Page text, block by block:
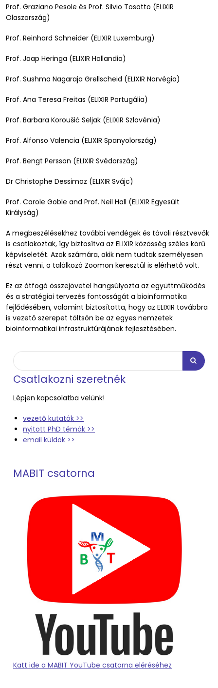
Prof. Graziano Pesole és Prof. Silvio Tosatto (ELIXIR
Olaszország)
Prof. Reinhard Schneider (ELIXIR Luxemburg)
Prof. Jaap Heringa (ELIXIR Hollandia)
Prof. Sushma Nagaraja Grellscheid (ELIXIR Norvégia)
Prof. Ana Teresa Freitas (ELIXIR Portugália)
Prof. Barbara Koroušić Seljak (ELIXIR Szlovénia)
Prof. Alfonso Valencia (ELIXIR Spanyolország)
Prof. Bengt Persson (ELIXIR Svédország)
Dr Christophe Dessimoz (ELIXIR Svájc)
Prof. Carole Goble and Prof. Neil Hall (ELIXIR Egyesült
Királyság)
A megbeszélésekhez további vendégek és távoli résztvevők
is csatlakoztak, így biztosítva az ELIXIR közösség széles körű
képviseletét. Azok számára, akik nem tudtak személyesen
részt venni, a találkozó Zoomon keresztül is elérhető volt.
Ez az átfogó összejövetel hangsúlyozta az együttműködés
és a stratégiai tervezés fontosságát a bioinformatika
fejlődésében, valamint biztosította, hogy az ELIXIR továbbra
is vezető szerepet töltsön be az egyes nemzetek
bioinformatikai infrastruktúrájának fejlesztésében.
Keresés
Keresés
Csatlakozni szeretnék
Lépjen kapcsolatba velünk!
vezető kutatók >>
nyitott PhD témák >>
email küldök >>
MABIT csatorna
Katt ide a MABIT YouTube csatorna eléréséhez